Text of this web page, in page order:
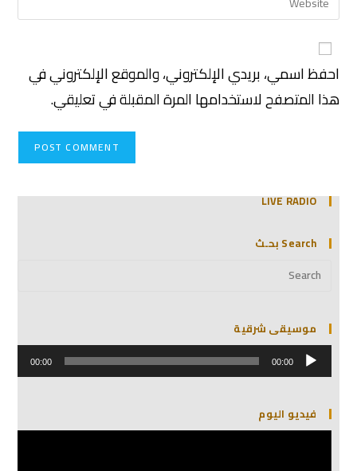
احفظ اسمي، بريدي الإلكتروني، والموقع الإلكتروني في
هذا المتصفح لاستخدامها المرة المقبلة في تعليقي.
LIVE RADIO
Search بحـث
موسيقى شرقية
مشغل
الصوت 00:00
00:00
فيديو اليوم
مشغل